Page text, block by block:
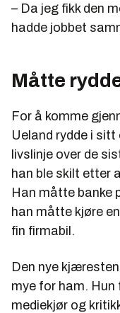
– Da jeg fikk den
hadde jobbet
Måtte
For å komme
Ueland rydde i
livslinje over de
han ble skilt etter
Han måtte banke
han måtte kjøre
fin firmabil.
Den nye
mye for ham. Hun
mediekjør og